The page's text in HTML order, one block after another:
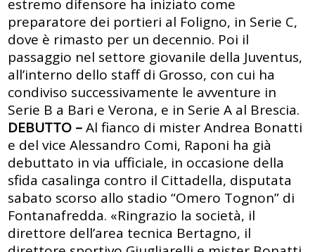
estremo difensore ha iniziato come
preparatore dei portieri al Foligno, in Serie C,
dove è rimasto per un decennio. Poi il
passaggio nel settore giovanile della Juventus,
all’interno dello staff di Grosso, con cui ha
condiviso successivamente le avventure in
Serie B a Bari e Verona, e in Serie A al Brescia.
DEBUTTO –Al fianco di mister Andrea Bonatti
e del vice Alessandro Comi, Raponi ha già
debuttato in via ufficiale, in occasione della
sfida casalinga contro il Cittadella, disputata
sabato scorso allo stadio “Omero Tognon” di
Fontanafredda. «Ringrazio la società, il
direttore dell’area tecnica Bertagno, il